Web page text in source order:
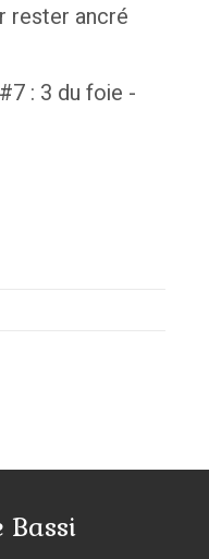
rester ancré
: 3 du foie -